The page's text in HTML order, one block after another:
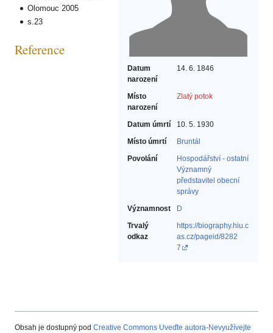
Datum
narození
14. 6. 1846
Místo
narození
Zlatý potok
Datum úmrtí
10. 5. 1930
Místo úmrtí
Bruntál
Povolání
Hospodářství - ostatní‎
Významný
představitel obecní
správy‎
Významnost
D
Trvalý
odkaz
https://biography.hiu.c
as.cz/pageid/8282
7
Olomouc 2005
s.23
Reference
Obsah je dostupný pod Creative Commons Uveďte autora-Nevyužívejte